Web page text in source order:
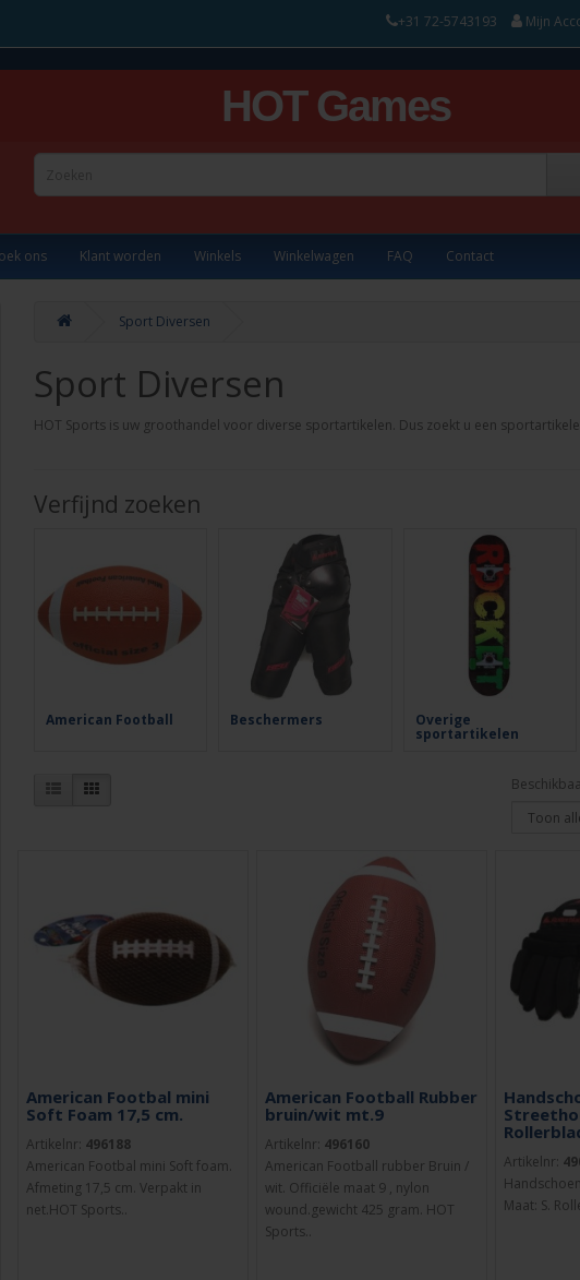
+31 72-5743193 Mijn
HOT Games
ons Klant worden Winkels Winkelwagen FAQ Contact
Sport Diversen
Sport Diversen
HOT Sports is uw groothandel voor diverse sportartikelen. Dus zoekt u een
Verfijnd zoeken
American Football Beschermers Overige
sportartikelen
American Footbal mini
Soft Foam 17,5 cm.
Artikelnr: 496188
American Footbal mini Soft foam.
Afmeting 17,5 cm. Verpakt in
net.HOT Sports..
American Football Rubber
bruin/wit mt.9
Artikelnr: 496160
American Football rubber Bruin /
wit. Officiële maat 9 , nylon
wound.gewicht 425 gram. HOT
Sports..
Artikelnr:
Maat: S.